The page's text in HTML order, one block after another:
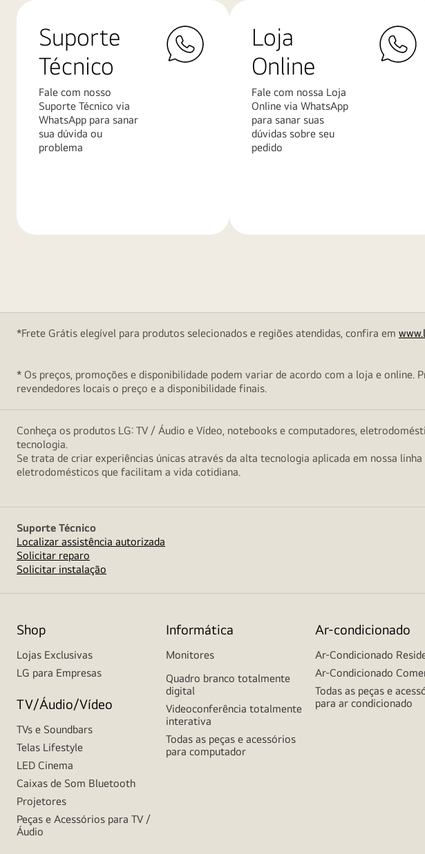
Suporte
Técnico
Fale com nosso
Suporte Técnico via
WhatsApp para sanar
sua dúvida ou
problema
Loja
Online
Fale com nossa Loja
Online via WhatsApp
para sanar suas
dúvidas sobre seu
pedido
*Frete Grátis elegível para produtos selecionados e regiões atendidas, confira em
* Os preços, promoções e disponibilidade podem variar de acordo com a loja e
revendedores locais o preço e a disponibilidade finais.
Conheça os produtos LG: TV / Áudio e Vídeo, notebooks e computadores,
tecnologia.
Se trata de criar experiências únicas através da alta tecnologia aplicada em nossa
eletrodomésticos que facilitam a vida cotidiana.
Suporte Técnico
Localizar assistência autorizada
Solicitar reparo
Solicitar instalação
Shop
Lojas Exclusivas
LG para Empresas
TV/Áudio/Vídeo
TVs e Soundbars
Telas Lifestyle
LED Cinema
Caixas de Som Bluetooth
Projetores
Peças e Acessórios para TV /
Áudio
Informática
Monitores
Quadro branco totalmente
digital
Videoconferência totalmente
interativa
Todas as peças e acessórios
para computador
Ar-condicionado
Ar-Condicionado
Ar-Condicionado
Todas as peças e
para ar condicionado